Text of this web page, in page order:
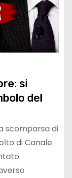
si
del
scomparsa di
di Canale